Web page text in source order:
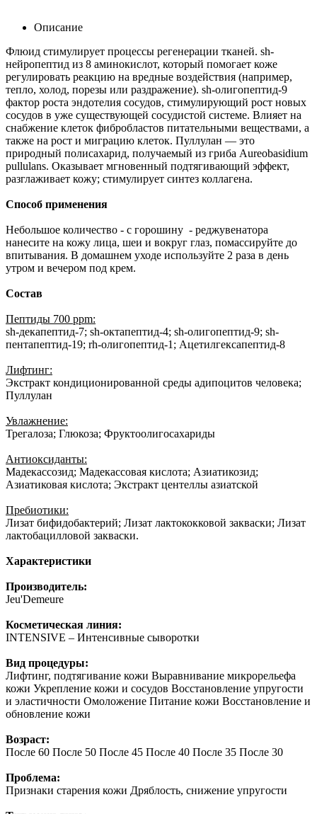
Описание
Флюид стимулирует процессы регенерации тканей. sh-
нейропептид из 8 аминокислот, который помогает коже
регулировать реакцию на вредные воздействия (например,
тепло, холод, порезы или раздражение). sh-олигопептид-9
фактор роста эндотелия сосудов, стимулирующий рост новых
сосудов в уже существующей сосудистой системе. Влияет на
снабжение клеток фибробластов питательными веществами, а
также на рост и миграцию клеток. Пуллулан — это
природный полисахарид, получаемый из гриба Aureobasidium
pullulans. Оказывает мгновенный подтягивающий эффект,
разглаживает кожу; стимулирует синтез коллагена.
Способ применения
Небольшое количество - с горошину - реджувенатора
нанесите на кожу лица, шеи и вокруг глаз, помассируйте до
впитывания. В домашнем уходе используйте 2 раза в день
утром и вечером под крем.
Состав
Пептиды 700 ppm:
sh-декапептид-7; sh-октапептид-4; sh-олигопептид-9; sh-
пентапептид-19; rh-олигопептид-1; Ацетилгексапептид-8
Лифтинг:
Экстракт кондиционированной среды адипоцитов человека;
Пуллулан
Увлажнение:
Трегалоза; Глюкоза; Фруктоолигосахариды
Антиоксиданты:
Мадекассозид; Мадекассовая кислота; Азиатикозид;
Азиатиковая кислота; Экстракт центеллы азиатской
Пребиотики:
Лизат бифидобактерий; Лизат лактококковой закваски; Лизат
лактобацилловой закваски.
Характеристики
Производитель:
Jeu'Demeure
Косметическая линия:
INTENSIVE – Интенсивные сыворотки
Вид процедуры:
Лифтинг, подтягивание кожи Выравнивание микрорельефа
кожи Укрепление кожи и сосудов Восстановление упругости
и эластичности Омоложение Питание кожи Восстановление и
обновление кожи
Возраст:
После 60 После 50 После 45 После 40 После 35 После 30
Проблема:
Признаки старения кожи Дряблость, снижение упругости